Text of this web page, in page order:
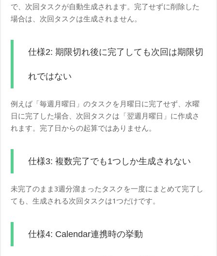
で、次回タスクが自動生成されます。完了せずに削除した
場合は、次回タスクは生成されません。
仕様2: 期限切れ後に完了しても次回は期限切
れではない
例えば「毎週月曜日」のタスクを月曜日に完了せず、水曜
日に完了した場合、次回タスクは「翌週月曜日」に作成さ
れます。完了日からの起算ではありません。
仕様3: 複数完了でも1つしか生成されない
未完了のまま3週分溜まったタスクを一度にまとめて完了し
ても、生成される次回タスクは1つだけです。
仕様4: Calendar連携時の挙動